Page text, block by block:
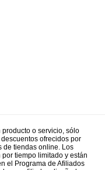
o servicio, sólo
ofrecidos por
de tiendas online. Los
tiempo limitado y están
el Programa de Afiliados